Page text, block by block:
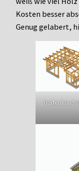
Kosten besser
Genug gelabert,
Gartenhaus